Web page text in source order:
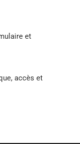
et
accès et